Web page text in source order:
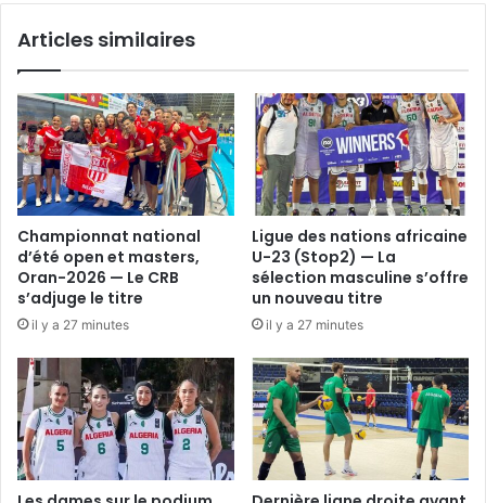
Articles similaires
Championnat national
d’été open et masters,
Oran-2026 — Le CRB
s’adjuge le titre
il y a 27 minutes
Ligue des nations africaine
U-23 (Stop2) — La
sélection masculine s’offre
un nouveau titre
il y a 27 minutes